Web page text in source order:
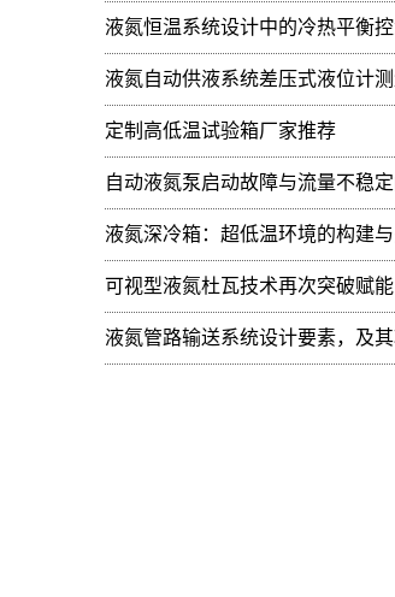
定制高低温试验箱厂家推荐
可视型液氮杜瓦技术再次突破赋能